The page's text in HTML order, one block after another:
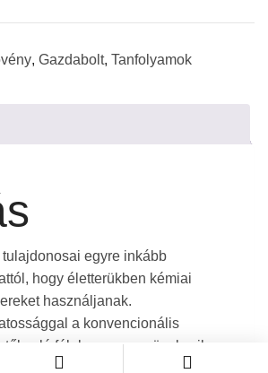
, Gazdabolt, Tanfolyamok
egyre inkább
hogy életterükben kémiai
használjanak.
a konvencionális
való félelem egyre növekszik.
egyre csökken a